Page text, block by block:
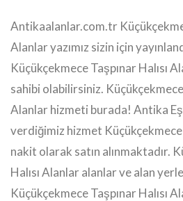
Antikaalanlar.com.tr
Alanlar yazımız sizin için
Küçükçekmece Taşpınar Halısı
sahibi olabilirsiniz. Küçükçekmece
Alanlar hizmeti burada! Antika
verdiğimiz hizmet Küçükçekmece
nakit olarak satın alınmaktadır.
Halısı Alanlar alanlar ve alan
Küçükçekmece Taşpınar Halısı